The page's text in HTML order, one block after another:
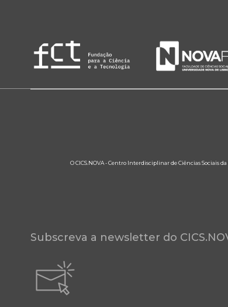
O CICS.NOVA - Centro Interdisciplinar de Ciências Sociais
Subscreva a newsletter do